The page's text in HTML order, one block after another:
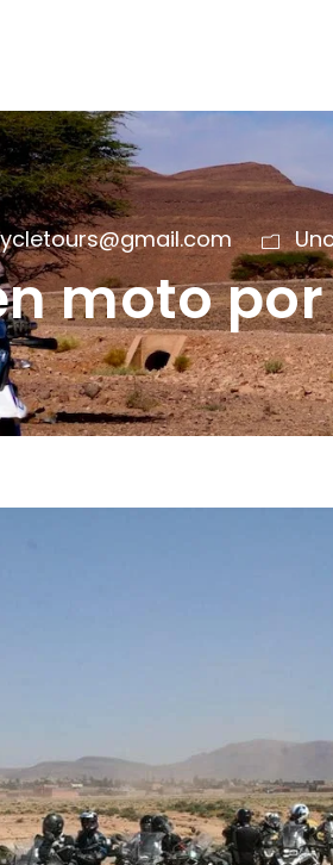
moto